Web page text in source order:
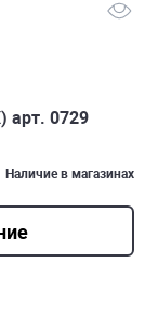
арт. 0729
Наличие в магазинах